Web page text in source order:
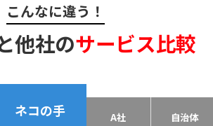
こんなに違う！
他社のサービス比較
ネコの手 A社 自治体